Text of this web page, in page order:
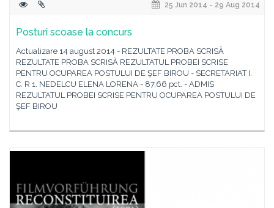
25 Jun 2014 - 29 Aug 2014
Posturi scoase la concurs
Actualizare 14 august 2014 - REZULTATE PROBA SCRISĂ
REZULTATE PROBA SCRISĂ REZULTATUL PROBEI SCRISE
PENTRU OCUPAREA POSTULUI DE ŞEF BIROU - SECRETARIAT I.
C. R 1. NEDELCU ELENA LORENA - 87,66 pct. - ADMIS
REZULTATUL PROBEI SCRISE PENTRU OCUPAREA POSTULUI DE
ŞEF BIROU